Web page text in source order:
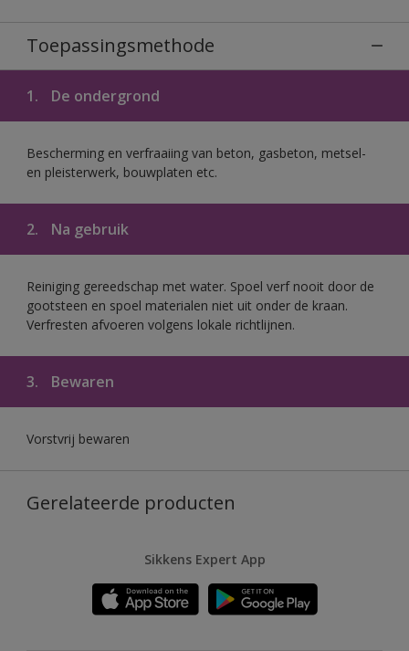
Toepassingsmethode
1. De ondergrond
Bescherming en verfraaiing van beton, gasbeton, metsel-
en pleisterwerk, bouwplaten etc.
2. Na gebruik
Reiniging gereedschap met water. Spoel verf nooit door de
gootsteen en spoel materialen niet uit onder de kraan.
Verfresten afvoeren volgens lokale richtlijnen.
3. Bewaren
Vorstvrij bewaren
Gerelateerde producten
Sikkens Expert App